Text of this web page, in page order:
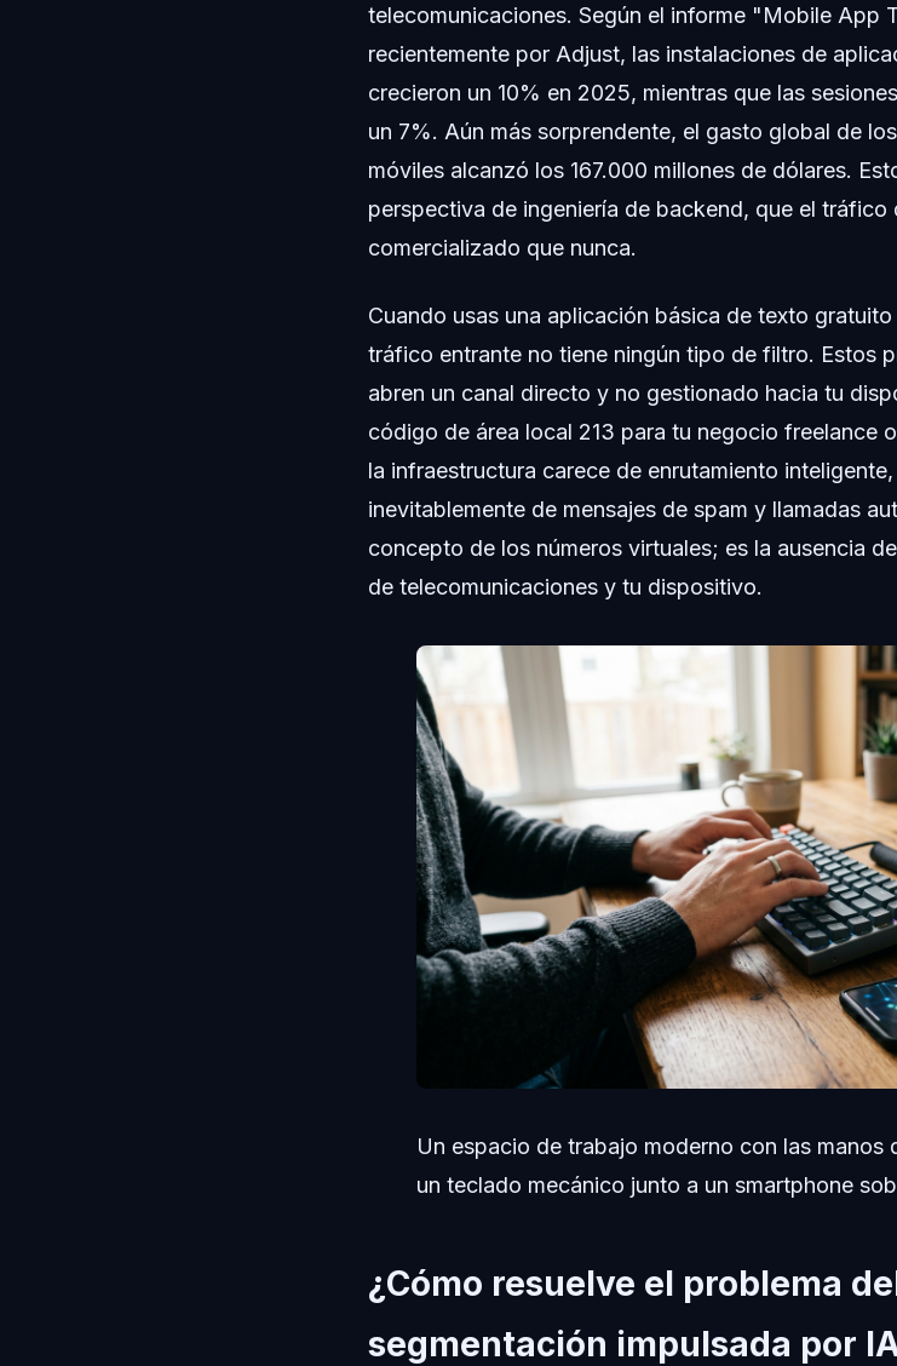
telecomunicaciones. Según el informe "Mobile App
recientemente por Adjust, las instalaciones de
crecieron un 10% en 2025, mientras que las
un 7%. Aún más sorprendente, el gasto global de
móviles alcanzó los 167.000 millones de dólares.
perspectiva de ingeniería de backend, que el tráfico
comercializado que nunca.
Cuando usas una aplicación básica de texto
tráfico entrante no tiene ningún tipo de filtro. Estos
abren un canal directo y no gestionado hacia tu
código de área local 213 para tu negocio freelance
la infraestructura carece de enrutamiento
inevitablemente de mensajes de spam y llamadas
concepto de los números virtuales; es la ausencia
de telecomunicaciones y tu dispositivo.
Un espacio de trabajo moderno con las manos
un teclado mecánico junto a un smartphone
¿Cómo resuelve el problema
segmentación impulsada por